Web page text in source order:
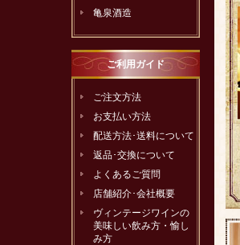
亀泉酒造
ご利用ガイド
ご注文方法
お支払い方法
配送方法･送料について
返品･交換について
よくあるご質問
店舗紹介･会社概要
ヴィンテージワインの
美味しい飲み方・愉し
み方